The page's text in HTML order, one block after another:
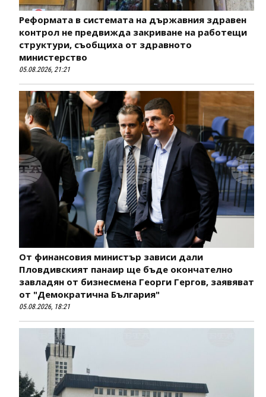
Реформата в системата на държавния здравен
контрол не предвижда закриване на работещи
структури, съобщиха от здравното
министерство
05.08.2026, 21:21
От финансовия министър зависи дали
Пловдивският панаир ще бъде окончателно
завладян от бизнесмена Георги Гергов, заявяват
от "Демократична България"
05.08.2026, 18:21